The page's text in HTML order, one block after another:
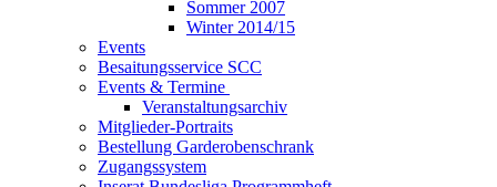
Sommer 2007
Winter 2014/15
Events
Besaitungsservice SCC
Events & Termine
Veranstaltungsarchiv
Mitglieder-Portraits
Bestellung Garderobenschrank
Zugangssystem